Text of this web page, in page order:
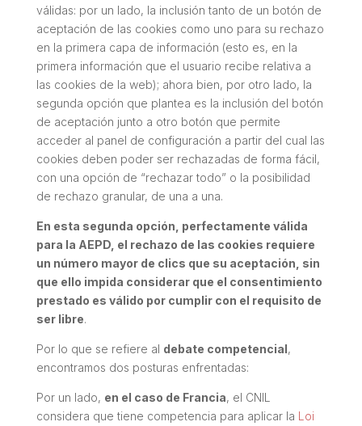
válidas: por un lado, la inclusión tanto de un botón de
aceptación de las cookies como uno para su rechazo
en la primera capa de información (esto es, en la
primera información que el usuario recibe relativa a
las cookies de la web); ahora bien, por otro lado, la
segunda opción que plantea es la inclusión del botón
de aceptación junto a otro botón que permite
acceder al panel de configuración a partir del cual las
cookies deben poder ser rechazadas de forma fácil,
con una opción de “rechazar todo” o la posibilidad
de rechazo granular, de una a una.
En esta segunda opción, perfectamente válida
para la AEPD, el rechazo de las cookies requiere
un número mayor de clics que su aceptación, sin
que ello impida considerar que el consentimiento
prestado es válido por cumplir con el requisito de
ser libre.
Por lo que se refiere al debate competencial,
encontramos dos posturas enfrentadas:
Por un lado, en el caso de Francia, el CNIL
considera que tiene competencia para aplicar la Loi